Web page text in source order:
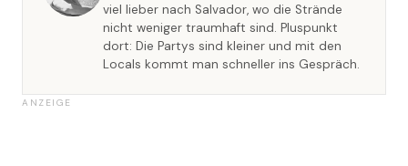
viel lieber nach Salvador, wo die Strände
nicht weniger traumhaft sind. Pluspunkt
dort: Die Partys sind kleiner und mit den
Locals kommt man schneller ins Gespräch.
ANZEIGE